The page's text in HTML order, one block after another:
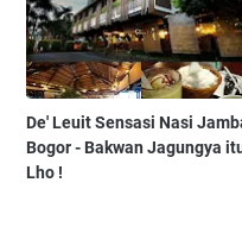
De' Leuit Sensasi Nasi
Bogor - Bakwan Jagungya
Lho !